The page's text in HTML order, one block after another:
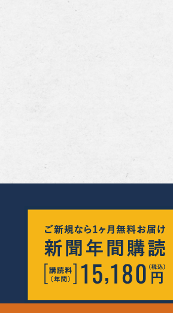
会社紹介